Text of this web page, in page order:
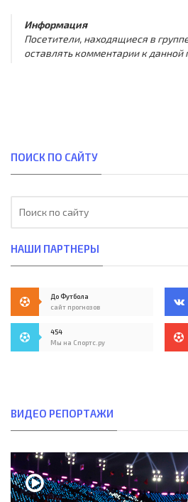
Информация
Посетители, находящиеся в
оставлять комментарии к данной
ПОИСК ПО САЙТУ
НАШИ ПАРТНЕРЫ
До Футбола
сайт прогнозов
454
Мы на Спортс.ру
ВИДЕО РЕПОРТАЖИ